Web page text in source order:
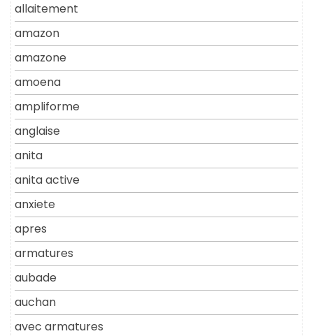
allaitement
amazon
amazone
amoena
ampliforme
anglaise
anita
anita active
anxiete
apres
armatures
aubade
auchan
avec armatures